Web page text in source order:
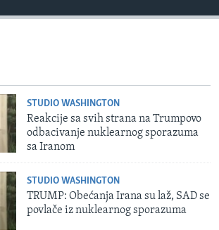
STUDIO WASHINGTON
Reakcije sa svih strana na Trumpovo
odbacivanje nuklearnog sporazuma
sa Iranom
STUDIO WASHINGTON
TRUMP: Obećanja Irana su laž, SAD se
povlače iz nuklearnog sporazuma